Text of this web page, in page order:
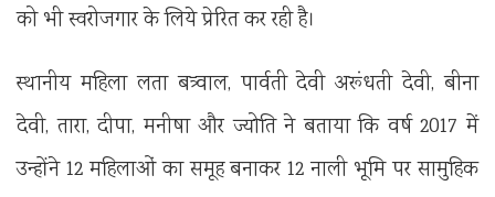
को भी स्वरोजगार के लिये प्रेरित कर रही है।
स्थानीय महिला लता बत्र्वाल, पार्वती देवी अरूंधती देवी, बीना
देवी, तारा, दीपा, मनीषा और ज्योति ने बताया कि वर्ष 2017 में
उन्होंने 12 महिलाओं का समूह बनाकर 12 नाली भूमि पर सामुहिक